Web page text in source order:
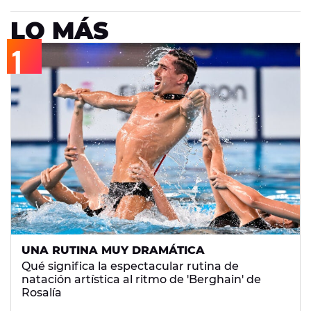
LO MÁS
UNA RUTINA MUY DRAMÁTICA
Qué significa la espectacular rutina de
natación artística al ritmo de 'Berghain' de
Rosalía